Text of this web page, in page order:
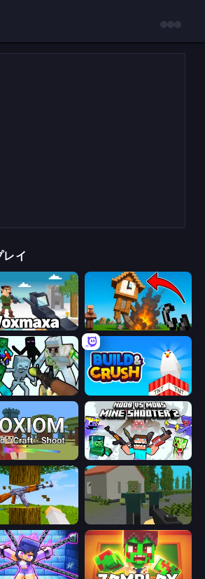
レイ
Noob Fuse
Build and Crush
Mine Shooter 2: Noob vs Mobs
3D